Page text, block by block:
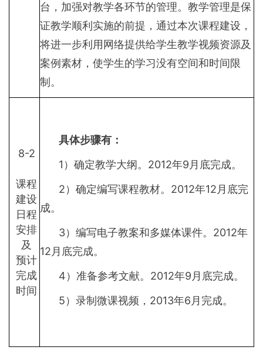
台，加强对教学各环节的管理。教学管理是保
证教学顺利实施的前提，通过本次课程建设，
将进一步利用网络提供给学生教学视频资源及
案例素材，使学生的学习没有空间和时间限
制。
8-2
课程
建设
日程
安排
及
预计
完成
时间
具体步骤有：
1）确定教学大纲。2012年9月底完成。
2）确定编写课程教材。2012年12月底完
成。
3）编写电子教案和多媒体课件。2012年
12月底完成。
4）准备参考文献。2012年9月底完成。
5）录制微课视频，2013年6月完成。